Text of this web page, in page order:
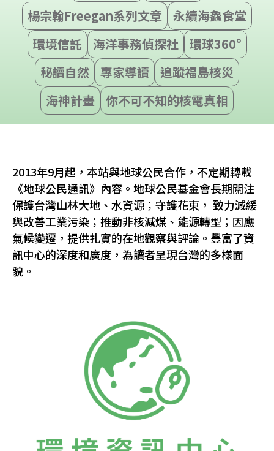
楊宗翰Freegan系列文章
永續海鱻食堂
環境信託
海洋事務偵探社
環球360°
秘讀自然
專家導讀
追蹤福島核災
海神計畫
你不可不知的核電真相
2013年9月起，本站與地球公民合作，不定期轉載
《地球公民通訊》內容。地球公民基金會長期關注
保護台灣山林大地、水資源；守護花東， 致力減緩
與改善工業污染；推動非核減煤、能源轉型；因應
氣候變遷，提供扎實的在地觀察與評論。豐富了資
訊中心的深度和廣度，為讀者呈現台灣的多樣面
貌。